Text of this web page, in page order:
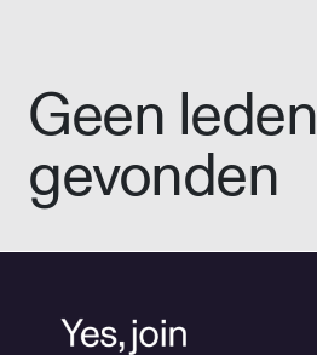
Geen leden
gevonden